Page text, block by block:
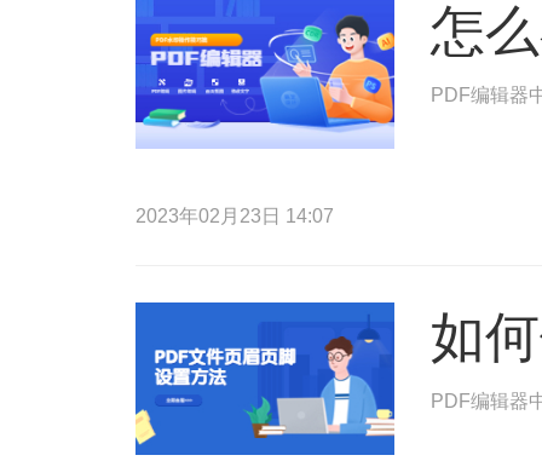
怎
PDF编辑器
2023年02月23日 14:07
如
PDF编辑器